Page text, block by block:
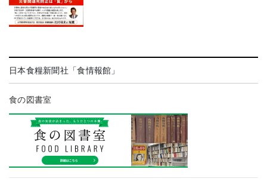
日本食糧新聞社「食情報館」
食の図書室